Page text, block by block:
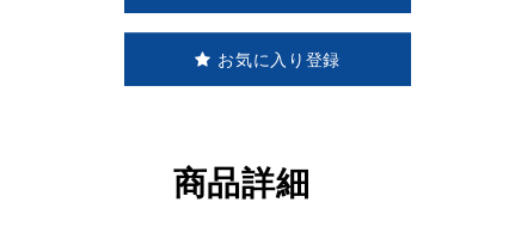
お気に入り登録
商品詳細